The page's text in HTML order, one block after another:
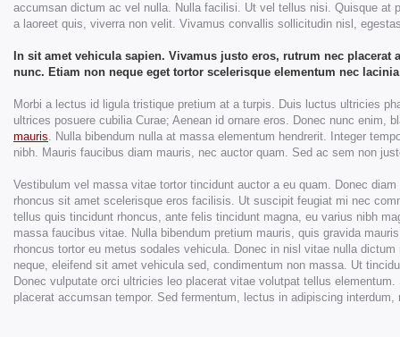
accumsan dictum ac vel nulla. Nulla facilisi. Ut vel tellus nisi. Quisque at
a laoreet quis, viverra non velit. Vivamus convallis sollicitudin nisl,
In sit amet vehicula sapien. Vivamus justo eros, rutrum nec
nunc. Etiam non neque eget tortor scelerisque elementum nec
Morbi a lectus id ligula tristique pretium at a turpis. Duis luctus ultricies
ultrices posuere cubilia Curae; Aenean id ornare eros. Donec nunc
mauris. Nulla bibendum nulla at massa elementum hendrerit. Integer
nibh. Mauris faucibus diam mauris, nec auctor quam. Sed ac sem non
Vestibulum vel massa vitae tortor tincidunt auctor a eu quam. Donec
rhoncus sit amet scelerisque eros facilisis. Ut suscipit feugiat mi nec
tellus quis tincidunt rhoncus, ante felis tincidunt magna, eu varius nibh
massa faucibus vitae. Nulla bibendum pretium mauris, quis gravida
rhoncus tortor eu metus sodales vehicula. Donec in nisl vitae nulla
neque, eleifend sit amet vehicula sed, condimentum non massa. Ut
Donec vulputate orci ultricies leo placerat vitae volutpat tellus
placerat accumsan tempor. Sed fermentum, lectus in adipiscing